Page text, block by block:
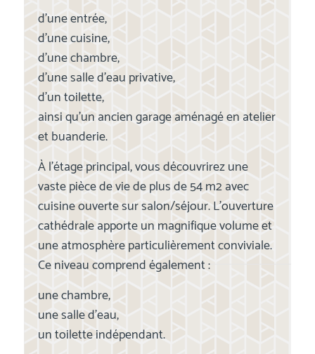
d’une entrée,
d’une cuisine,
d’une chambre,
d’une salle d’eau privative,
d’un toilette,
ainsi qu’un ancien garage aménagé en atelier
et buanderie.
À l’étage principal, vous découvrirez une
vaste pièce de vie de plus de 54 m2 avec
cuisine ouverte sur salon/séjour. L’ouverture
cathédrale apporte un magnifique volume et
une atmosphère particulièrement conviviale.
Ce niveau comprend également :
une chambre,
une salle d’eau,
un toilette indépendant.